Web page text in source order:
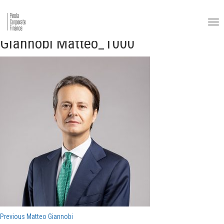
Giannobi Matteo_1000
Navigazione
Previous Previous
Matteo Giannobi